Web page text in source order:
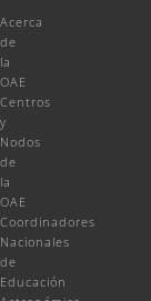
Acerca
de
la
OAE
Centros
y
Nodos
de
la
OAE
Coordinadores
Nacionales
de
Educación